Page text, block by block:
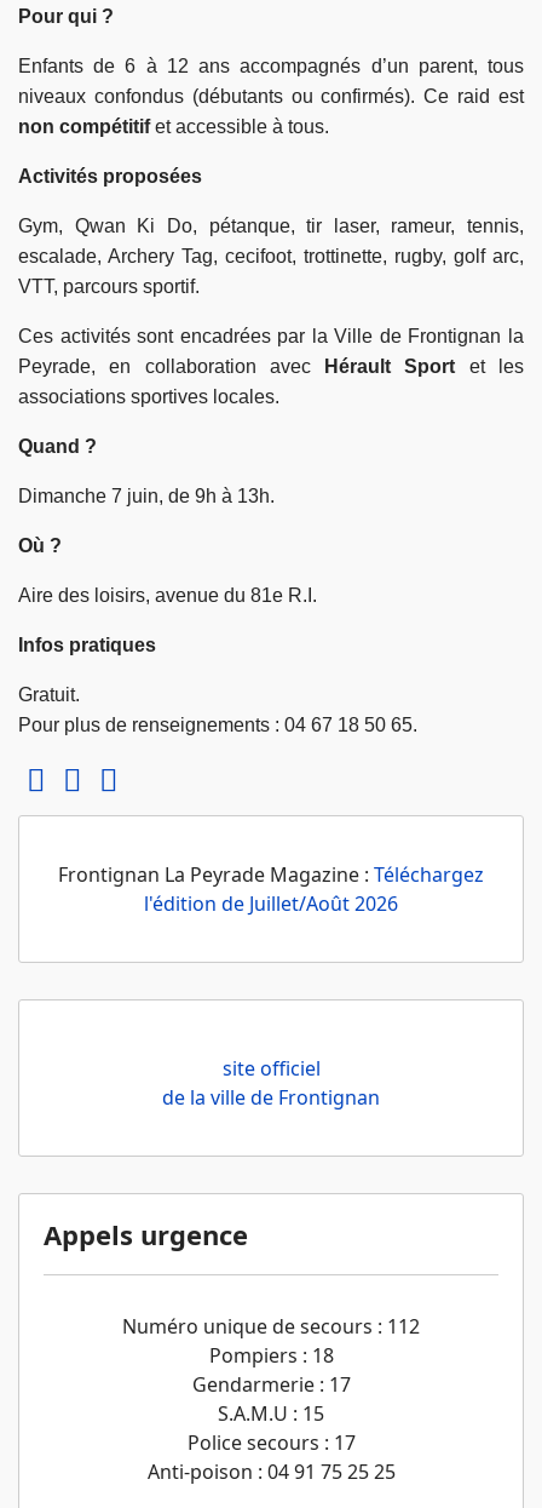
Pour qui ?
Enfants de 6 à 12 ans accompagnés d’un parent, tous
niveaux confondus (débutants ou confirmés). Ce raid est
non compétitifet accessible à tous.
Activités proposées
Gym, Qwan Ki Do, pétanque, tir laser, rameur, tennis,
escalade, Archery Tag, cecifoot, trottinette, rugby, golf arc,
VTT, parcours sportif.
Ces activités sont encadrées par la Ville de Frontignan la
Peyrade, en collaboration avec
Hérault Sport et les
associations sportives locales.
Quand ?
Dimanche 7 juin, de 9h à 13h.
Où ?
Aire des loisirs, avenue du 81e R.I.
Infos pratiques
Gratuit.
Pour plus de renseignements : 04 67 18 50 65.
Frontignan La Peyrade Magazine : Téléchargez
l'édition de Juillet/Août 2026
site officiel
de la ville de Frontignan
Appels urgence
Numéro unique de secours : 112
Pompiers : 18
Gendarmerie : 17
S.A.M.U : 15
Police secours : 17
Anti-poison : 04 91 75 25 25